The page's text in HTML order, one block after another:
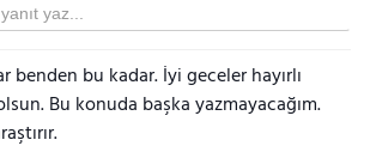
benden bu kadar. İyi geceler hayırlı
Bu konuda başka yazmayacağım.